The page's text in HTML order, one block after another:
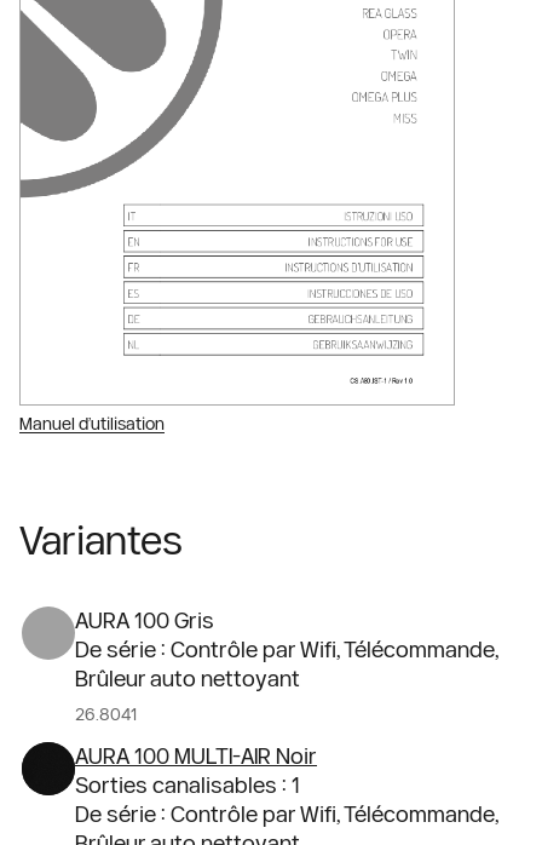
Manuel d’utilisation
Variantes
AURA 100 Gris
De série : Contrôle par Wifi, Télécommande,
Brûleur auto nettoyant
26.8041
AURA 100 MULTI-AIR Noir
Sorties canalisables : 1
De série : Contrôle par Wifi, Télécommande,